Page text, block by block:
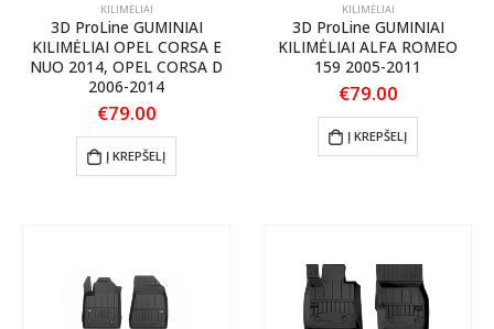
KILIMĖLIAI
3D ProLine GUMINIAI
KILIMĖLIAI OPEL CORSA E
NUO 2014, OPEL CORSA D
2006-2014
€79.00
Į KREPŠELĮ
KILIMĖLIAI
3D ProLine GUMINIAI
KILIMĖLIAI ALFA ROMEO
159 2005-2011
€79.00
Į KREPŠELĮ